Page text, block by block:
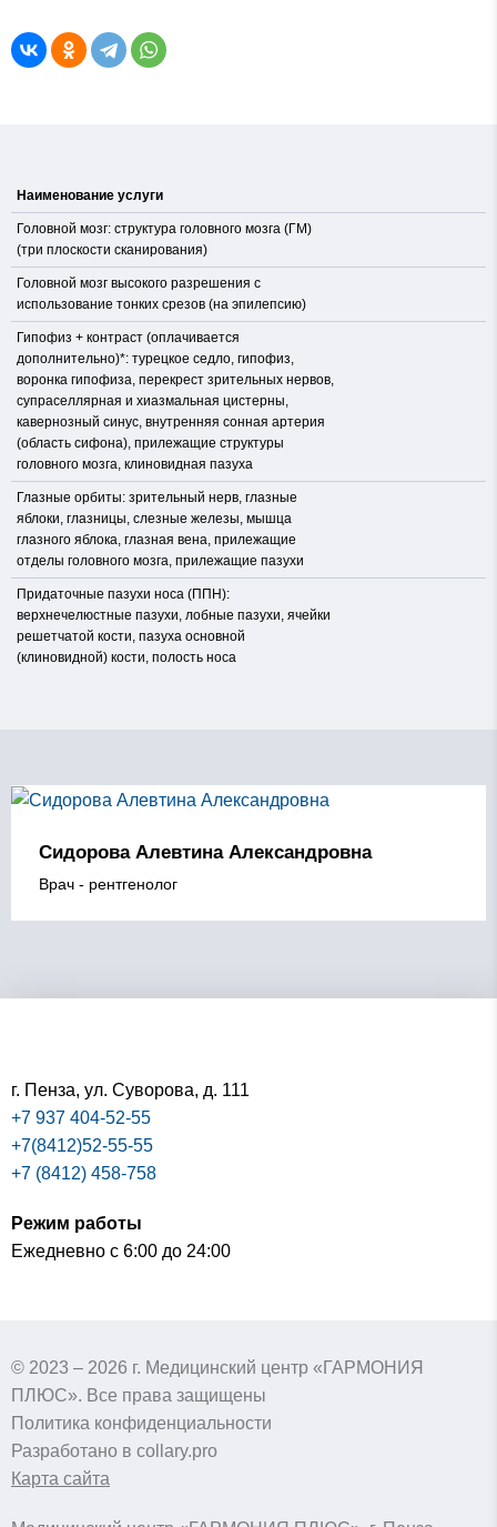
Наименование услуги
Головной мозг: структура головного мозга (ГМ)
(три плоскости сканирования)
Головной мозг высокого разрешения с
использование тонких срезов (на эпилепсию)
Гипофиз + контраст (оплачивается
дополнительно)*: турецкое седло, гипофиз,
воронка гипофиза, перекрест зрительных нервов,
супраселлярная и хиазмальная цистерны,
кавернозный синус, внутренняя сонная артерия
(область сифона), прилежащие структуры
головного мозга, клиновидная пазуха
Глазные орбиты: зрительный нерв, глазные
яблоки, глазницы, слезные железы, мышца
глазного яблока, глазная вена, прилежащие
отделы головного мозга, прилежащие пазухи
Придаточные пазухи носа (ППН):
верхнечелюстные пазухи, лобные пазухи, ячейки
решетчатой кости, пазуха основной
(клиновидной) кости, полость носа
Сидорова Алевтина Александровна
Врач - рентгенолог
г. Пенза, ул. Суворова, д. 111
+7 937 404-52-55
+7(8412)52-55-55
+7 (8412) 458-758
Режим работы
Ежедневно с 6:00 до 24:00
© 2023 – 2026 г. Медицинский центр «ГАРМОНИЯ
ПЛЮС». Все права защищены
Политика конфиденциальности
Разработано в collary.pro
Карта сайта